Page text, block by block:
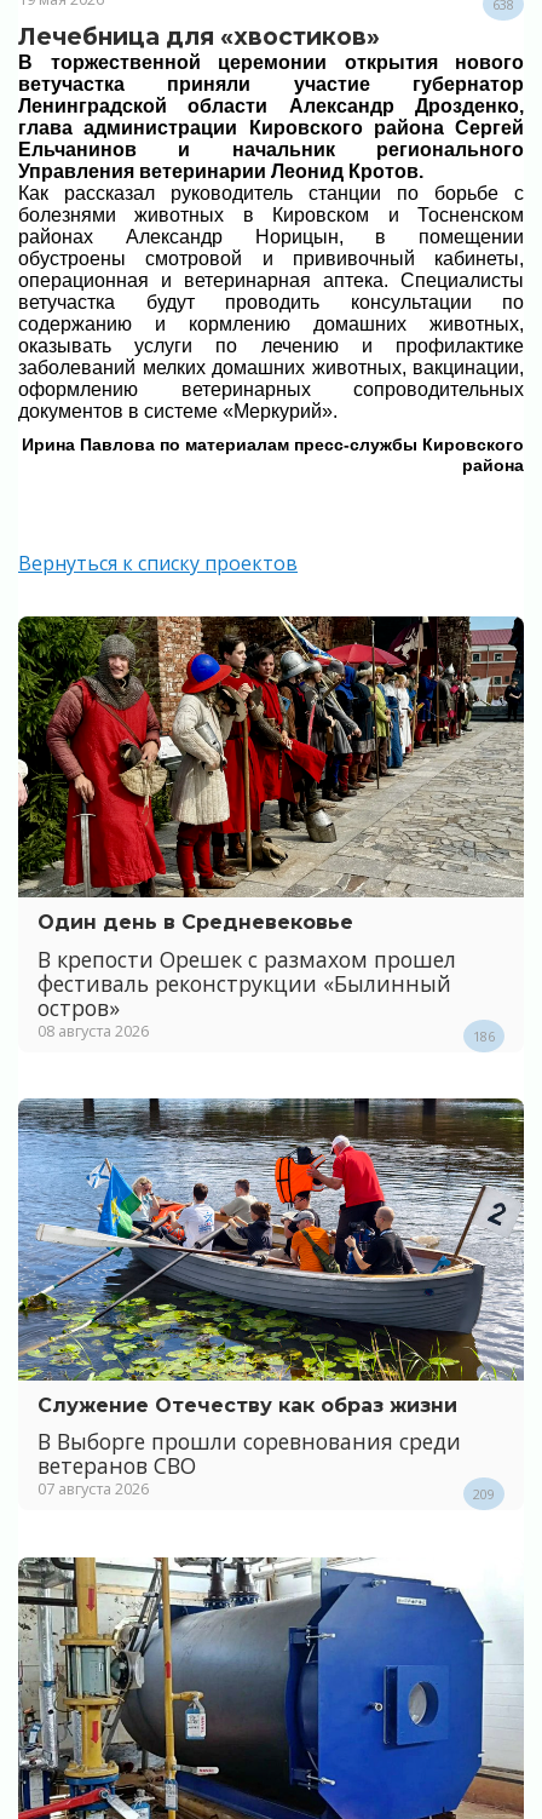
638
Лечебница для «хвостиков»
В торжественной церемонии открытия нового
ветучастка приняли участие губернатор
Ленинградской области Александр Дрозденко,
глава администрации Кировского района Сергей
Ельчанинов и начальник регионального
Управления ветеринарии Леонид Кротов.
Как рассказал руководитель станции по борьбе с
болезнями животных в Кировском и Тосненском
районах Александр Норицын, в помещении
обустроены смотровой и прививочный кабинеты,
операционная и ветеринарная аптека. Специалисты
ветучастка будут проводить консультации по
содержанию и кормлению домашних животных,
оказывать услуги по лечению и профилактике
заболеваний мелких домашних животных, вакцинации,
оформлению ветеринарных сопроводительных
документов в системе «Меркурий».
Ирина Павлова по материалам пресс-службы Кировского
района
Вернуться к списку проектов
Один день в Средневековье
В крепости Орешек с размахом прошел
фестиваль реконструкции «Былинный
остров»
08 августа 2026 186
Служение Отечеству как образ жизни
В Выборге прошли соревнования среди
ветеранов СВО
07 августа 2026 209